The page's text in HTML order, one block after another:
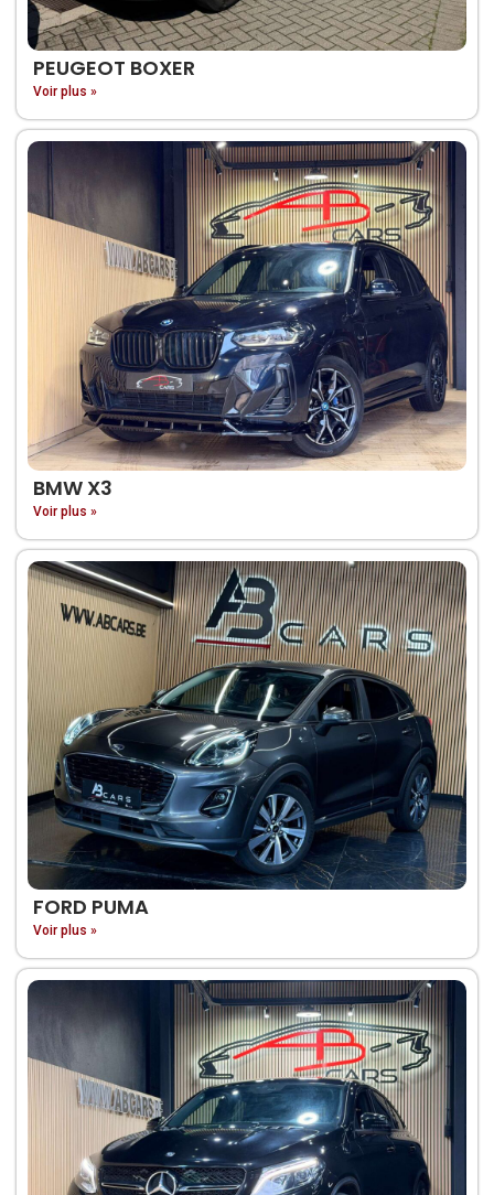
PEUGEOT BOXER
Voir plus »
BMW X3
Voir plus »
FORD PUMA
Voir plus »